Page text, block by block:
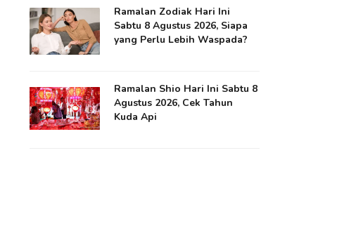
Ramalan Zodiak Hari Ini
Sabtu 8 Agustus 2026, Siapa
yang Perlu Lebih Waspada?
Ramalan Shio Hari Ini Sabtu 8
Agustus 2026, Cek Tahun
Kuda Api